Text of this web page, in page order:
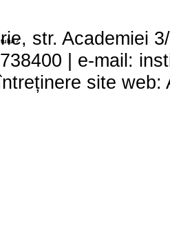
str. Academiei
| e-mail:
site web: